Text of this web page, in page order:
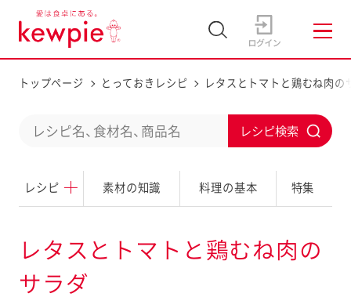
トップページ とっておきレシピ レタスとトマトと鶏むね肉の
レシピ 素材の知識 料理の基本 特集
d
c
t
b
t
レタスとトマトと鶏むね肉の
サラダ